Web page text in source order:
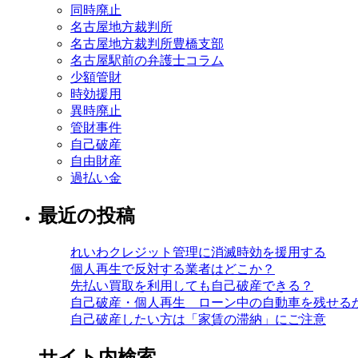
同時廃止
名古屋地方裁判所
名古屋地方裁判所豊橋支部
名古屋駅前の弁護士コラム
少額管財
時効援用
異時廃止
管財事件
自己破産
自由財産
過払い金
最近の投稿
れいわクレジット管理に消滅時効を援用する
個人再生で反対する業者はどこか？
先払い買取を利用しても自己破産できる？
自己破産・個人再生 ローン中の自動車を残せる
自己破産したい方は「家賃の滞納」にご注意